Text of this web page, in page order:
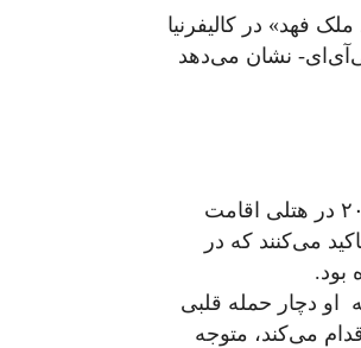
فهد» در کالیفرنیا
نشان می‌دهد
او یکی از مقام‌های وزارت کشور عربستان سعودی بود که در سپتامبر ۲۰۰۱ در هتلی اقامت
می‌کنند که در
بود.
او دچار حمله قلبی
می‌کند، متوجه